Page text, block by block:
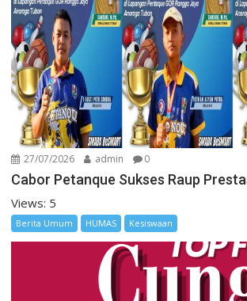
27/07/2026 admin 0
Cabor Petanque Sukses Raup
Views: 5
Berita Umum HUMAS Kesiswaan